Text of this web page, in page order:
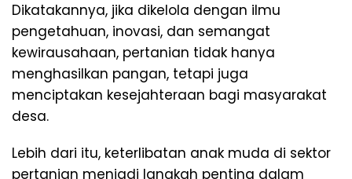
Dikatakannya, jika dikelola dengan ilmu
pengetahuan, inovasi, dan semangat
kewirausahaan, pertanian tidak hanya
menghasilkan pangan, tetapi juga
menciptakan kesejahteraan bagi masyarakat
desa.
Lebih dari itu, keterlibatan anak muda di sektor
pertanian menjadi langkah penting dalam